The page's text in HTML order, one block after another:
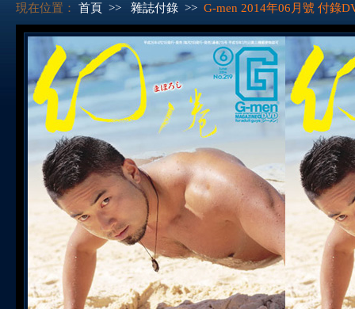
現在位置： 首頁 >> 雜誌付錄 >> G-men 2014年06月號 付錄